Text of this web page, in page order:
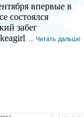
впервые в
состоялся
забег
Читать дальше